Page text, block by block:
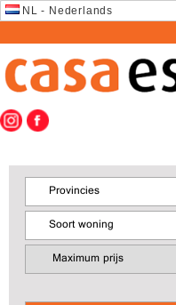
NL - Nederlands
Provincies
Soort woning